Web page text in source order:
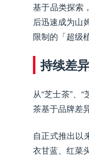
基于品类探索
后迅速成为山
限制的「超级
持续差
从“芝士茶”、
茶基于品牌差
自正式推出以
衣甘蓝、红菜